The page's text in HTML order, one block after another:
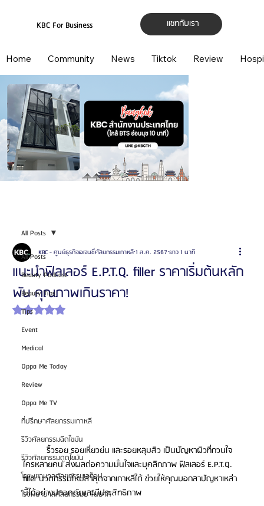
แชทกับเรา
KBC For Business
Home Community News Tiktok Review
All Posts
Beauty Podcast
Beauty Tips
Tips
Event
Medical
Oppa Me Today
Review
Oppa Me TV
ที่ปรึกษาศัลยกรรมเกาหลี
รีวิวศัลยกรรมฉีดไขมัน
รีวิวศัลยกรรมดูดไขมัน
โรงพยาบาลศัลยกรรมเอท็อป
โรงพยาบาลศัลยกรรมบาโนบากิ
All Posts
แนะนำฟิลเลอร์ E.P.T.Q. filler ราคาเริ่มต้นหลัก
พัน คุณภาพเกินราคา!
KBC - ศูนย์ธุรกิจเอเจนซี่ศัลยกรรมเกาหลี1 ส.ค. 2567 ยาว 1 นาที
ได้รับ NaN เต็ม 5 ดาว
ริ้วรอย รอยเหี่ยวย่น และรอยหลุมสิว เป็นปัญหาผิวที่กวนใจ
ใครหลายคน ส่งผลต่อความมั่นใจและบุคลิกภาพ ฟิลเลอร์ E.P.T.Q.
filler นวัตกรรมใหม่ล่าสุดจากเกาหลีใต้ ช่วยให้คุณบอกลาปัญหาเหล่า
นี้ได้อย่างปลอดภัยและมีประสิทธิภาพ